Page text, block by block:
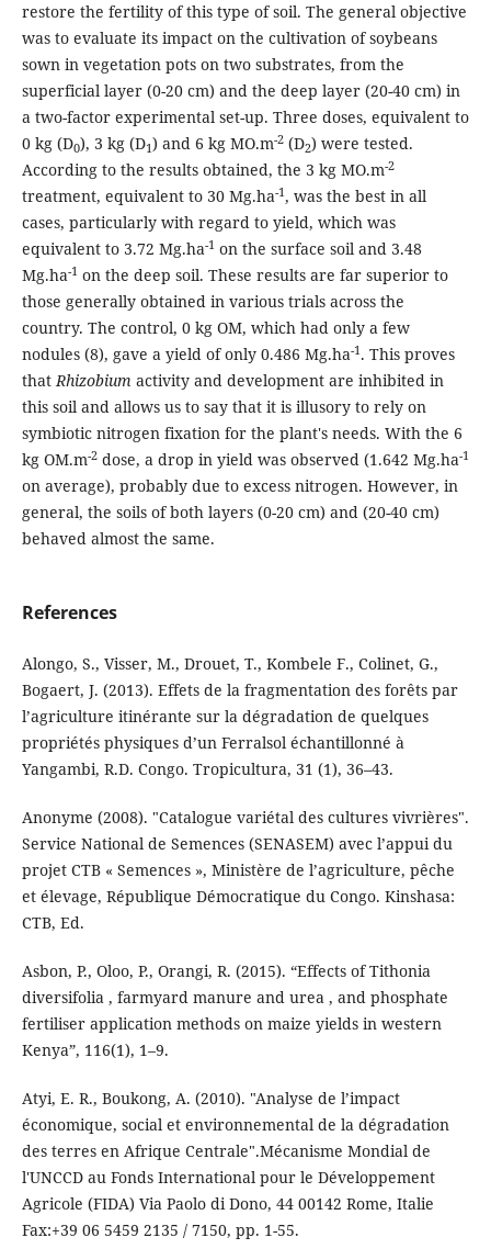
restore the fertility of this type of soil. The general objective
was to evaluate its impact on the cultivation of soybeans
sown in vegetation pots on two substrates, from the
superficial layer (0-20 cm) and the deep layer (20-40 cm) in
a two-factor experimental set-up. Three doses, equivalent to
0 kg (D0), 3 kg (D1) and 6 kg MO.m-2(D2) were tested.
According to the results obtained, the 3 kg MO.m-2
treatment, equivalent to 30 Mg.ha-1, was the best in all
cases, particularly with regard to yield, which was
equivalent to 3.72 Mg.ha-1on the surface soil and 3.48
Mg.ha-1on the deep soil. These results are far superior to
those generally obtained in various trials across the
country. The control, 0 kg OM, which had only a few
nodules (8), gave a yield of only 0.486 Mg.ha-1. This proves
thatRhizobium activity and development are inhibited in
this soil and allows us to say that it is illusory to rely on
symbiotic nitrogen fixation for the plant's needs. With the 6
kg OM.m-2dose, a drop in yield was observed (1.642 Mg.ha-1
on average), probably due to excess nitrogen. However, in
general, the soils of both layers (0-20 cm) and (20-40 cm)
behaved almost the same.
References
Alongo, S., Visser, M., Drouet, T., Kombele F., Colinet, G.,
Bogaert, J. (2013). Effets de la fragmentation des forêts par
l’agriculture itinérante sur la dégradation de quelques
propriétés physiques d’un Ferralsol échantillonné à
Yangambi, R.D. Congo. Tropicultura, 31 (1), 36–43.
Anonyme (2008). "Catalogue variétal des cultures vivrières".
Service National de Semences (SENASEM) avec l’appui du
projet CTB « Semences », Ministère de l’agriculture, pêche
et élevage, République Démocratique du Congo. Kinshasa:
CTB, Ed.
Asbon, P., Oloo, P., Orangi, R. (2015). “Effects of Tithonia
diversifolia , farmyard manure and urea , and phosphate
fertiliser application methods on maize yields in western
Kenya”, 116(1), 1–9.
Atyi, E. R., Boukong, A. (2010). "Analyse de l’impact
économique, social et environnemental de la dégradation
des terres en Afrique Centrale".Mécanisme Mondial de
l'UNCCD au Fonds International pour le Développement
Agricole (FIDA) Via Paolo di Dono, 44 00142 Rome, Italie
Fax:+39 06 5459 2135 / 7150, pp. 1-55.